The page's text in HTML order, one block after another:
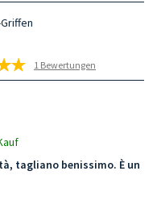
1 Bewertungen
tagliano benissimo. È un